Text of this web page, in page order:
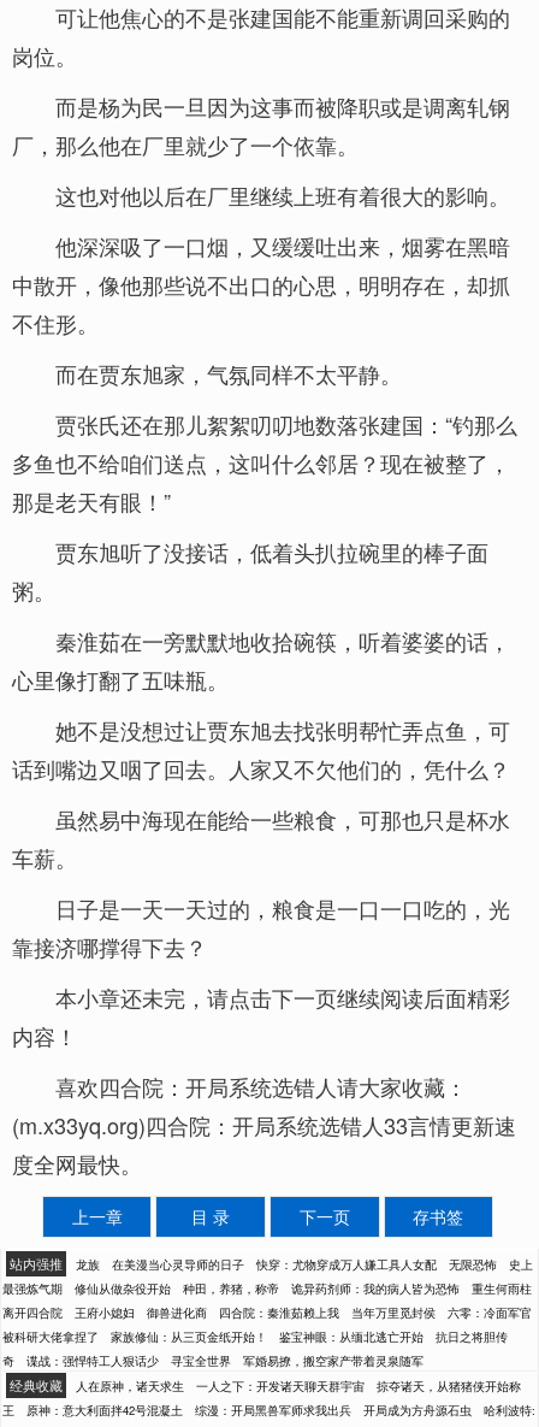
可让他焦心的不是张建国能不能重新调回采购的
岗位。
而是杨为民一旦因为这事而被降职或是调离轧钢
厂，那么他在厂里就少了一个依靠。
这也对他以后在厂里继续上班有着很大的影响。
他深深吸了一口烟，又缓缓吐出来，烟雾在黑暗
中散开，像他那些说不出口的心思，明明存在，却抓
不住形。
而在贾东旭家，气氛同样不太平静。
贾张氏还在那儿絮絮叨叨地数落张建国：“钓那么
多鱼也不给咱们送点，这叫什么邻居？现在被整了，
那是老天有眼！”
贾东旭听了没接话，低着头扒拉碗里的棒子面
粥。
秦淮茹在一旁默默地收拾碗筷，听着婆婆的话，
心里像打翻了五味瓶。
她不是没想过让贾东旭去找张明帮忙弄点鱼，可
话到嘴边又咽了回去。人家又不欠他们的，凭什么？
虽然易中海现在能给一些粮食，可那也只是杯水
车薪。
日子是一天一天过的，粮食是一口一口吃的，光
靠接济哪撑得下去？
本小章还未完，请点击下一页继续阅读后面精彩
内容！
喜欢四合院：开局系统选错人请大家收藏：
(m.x33yq.org)四合院：开局系统选错人33言情更新速
度全网最快。
上一章 目 录 下一页 存书签
站内强推 龙族 在美漫当心灵导师的日子 快穿：尤物穿成万人嫌工具人女配 无限恐怖
史上
最强炼气期
修仙从做杂役开始 种田，养猪，称帝 诡异药剂师：我的病人皆为恐怖
重生何雨柱
离开四合院
王府小媳妇 御兽进化商 四合院：秦淮茹赖上我 当年万里觅封侯
六零：冷面军官
被科研大佬拿捏了
家族修仙：从三页金纸开始！ 鉴宝神眼：从缅北逃亡开始
抗日之将胆传
奇
谍战：强悍特工人狠话少 寻宝全世界 军婚易撩，搬空家产带着灵泉随军
经典收藏 人在原神，诸天求生 一人之下：开发诸天聊天群宇宙
掠夺诸天，从猪猪侠开始称
王
原神：意大利面拌42号混凝土 综漫：开局黑兽军师求我出兵 开局成为方舟源石虫
哈利波特: